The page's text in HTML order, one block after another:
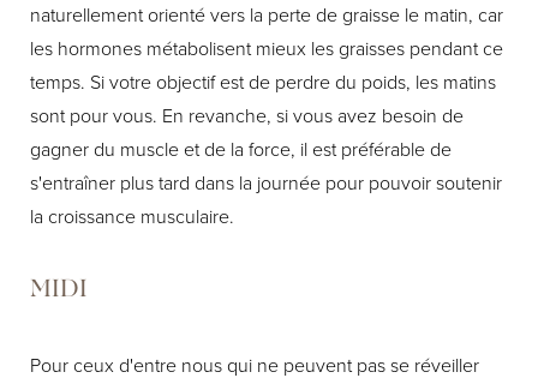
naturellement orienté vers la perte de graisse le matin, car
les hormones métabolisent mieux les graisses pendant ce
temps. Si votre objectif est de perdre du poids, les matins
sont pour vous. En revanche, si vous avez besoin de
gagner du muscle et de la force, il est préférable de
s'entraîner plus tard dans la journée pour pouvoir soutenir
la croissance musculaire.
MIDI
Pour ceux d'entre nous qui ne peuvent pas se réveiller